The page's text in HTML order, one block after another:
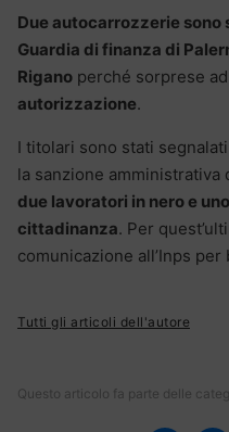
Due autocarrozzerie
Guardia di finanza di
Rigano perché sorprese
autorizzazione.
I titolari sono stati
la sanzione amministrativa
due lavoratori in nero e
cittadinanza. Per
comunicazione all’Inps
Tutti gli articoli dell'autore
Questo articolo fa parte delle